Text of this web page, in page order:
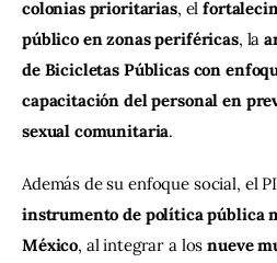
colonias prioritarias, el
público en zonas periféricas, la
de Bicicletas Públicas con
capacitación del personal en
sexual comunitaria.
Además de su enfoque social, el
instrumento de política pública
México, al integrar a los nueve